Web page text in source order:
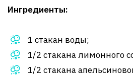
Ингредиенты:
1 стакан воды;
1/2 стакана лимонного
1/2 стакана